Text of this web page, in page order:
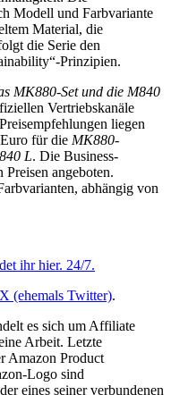
Modell und Farbvariante
Material, die
die Serie den
Prinzipien.
MK880-Set und die M840
Vertriebskanäle
liegen
für die MK880-
L. Die Business-
Preisen angeboten.
abhängig von
ihr hier. 24/7.
X (ehemals Twitter).
es sich um Affiliate
Arbeit. Letzte
Amazon Product
Logo sind
eines seiner verbundenen